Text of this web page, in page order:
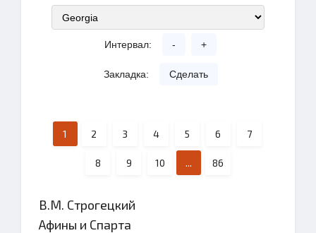
Интервал: - +
Закладка: Сделать
1 2 3 4 5 6 7
8 9 10 ... 86
В.М. Строгецкий
Афины и Спарта